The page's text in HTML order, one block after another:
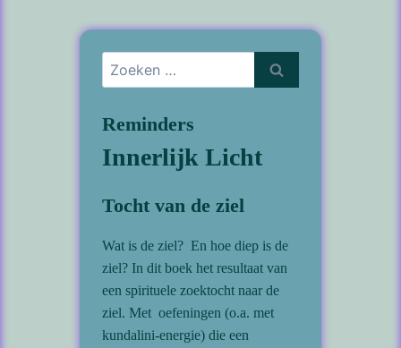
Zoeken
naar:
Reminders
Innerlijk Licht
Tocht van de ziel
Wat is de ziel? En hoe diep is de
ziel? In dit boek het resultaat van
een spirituele zoektocht naar de
ziel. Met oefeningen (o.a. met
kundalini-energie) die een